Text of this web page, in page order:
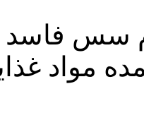
۷۰۰ کیلوگرم
مواد